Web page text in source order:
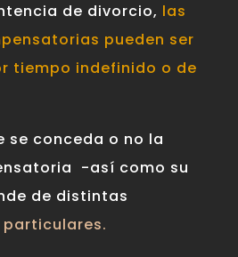
de divorcio, las
pueden ser
tiempo indefinido o de
se conceda o no la
-así como su
de distintas